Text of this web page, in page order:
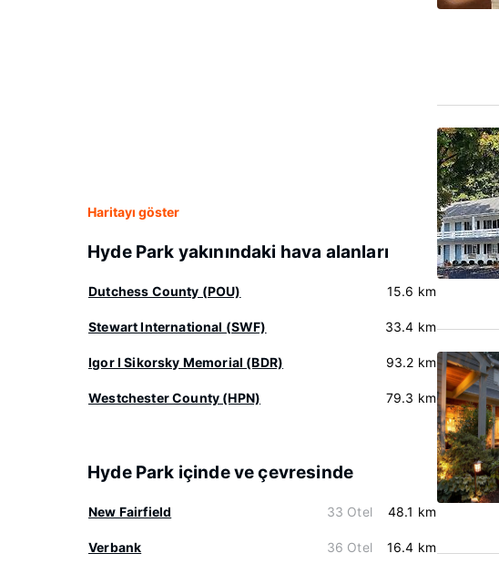
Haritayı göster
Hyde Park yakınındaki hava alanları
Dutchess County (POU) 15.6 km
Stewart International (SWF) 33.4 km
Igor I Sikorsky Memorial (BDR) 93.2 km
Westchester County (HPN) 79.3 km
Hyde Park içinde ve çevresinde
New Fairfield 33 Otel 48.1 km
Verbank 36 Otel 16.4 km